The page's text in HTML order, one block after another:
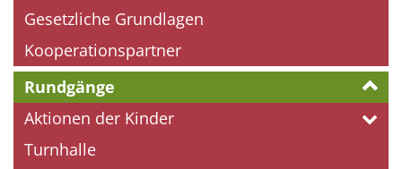
Gesetzliche Grundlagen
Kooperationspartner
Rundgänge
Aktionen der Kinder
Turnhalle